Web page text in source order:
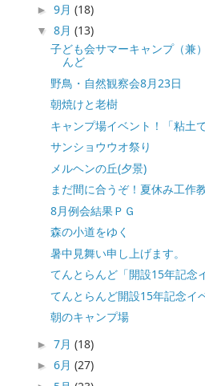
►9月(18)
▼8月(13)
子ども会サマーキャンプ（兼
んど
野鳥・自然観察会8月23日
朝焼けと老樹
キャンプ場イベント！「粘土
サンショウウオ祭り
メルヘンの丘(夕景)
まだ間に合うぞ！夏休み工作
8月例会結果ＰＧ
森の小道をゆく
暑中見舞い申し上げます。
てんとらんど「開設15年記念
てんとらんど開設15年記念イ
朝のキャンプ場
►7月(18)
►6月(27)